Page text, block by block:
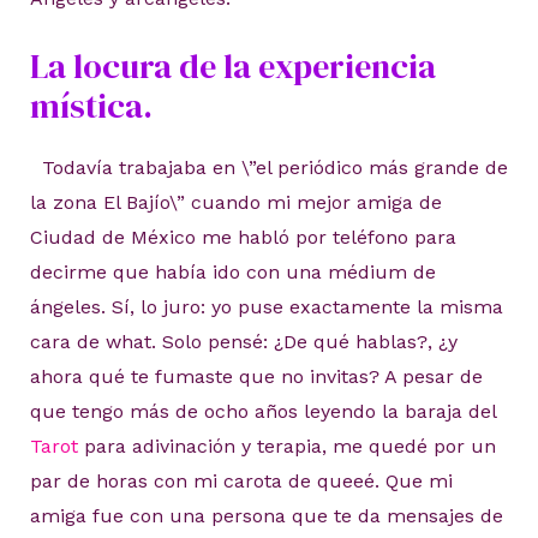
La locura de la experiencia
mística.
Todavía trabajaba en \”el periódico más grande de
la zona El Bajío\” cuando mi mejor amiga de
Ciudad de México me habló por teléfono para
decirme que había ido con una médium de
ángeles. Sí, lo juro: yo puse exactamente la misma
cara de what. Solo pensé: ¿De qué hablas?, ¿y
ahora qué te fumaste que no invitas? A pesar de
que tengo más de ocho años leyendo la baraja del
Tarotpara adivinación y terapia, me quedé por un
par de horas con mi carota de queeé. Que mi
amiga fue con una persona que te da mensajes de